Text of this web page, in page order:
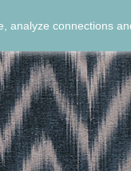
analyze connections